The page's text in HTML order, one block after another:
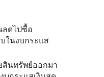
ลดไปซื้อ
ในงบกระแส
สินทรัพย์ออกมา